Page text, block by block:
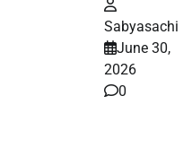
Sabyasachi
June 30,
2026
0